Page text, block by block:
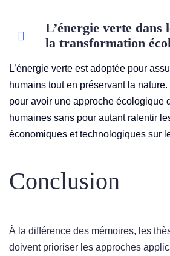
L’énergie verte dans
la transformation
L’énergie verte est adoptée pour
humains tout en préservant la
pour avoir une approche écologique
humaines sans pour autant ralentir
économiques et technologiques sur
Conclusion
À la différence des mémoires, les
doivent prioriser les approches